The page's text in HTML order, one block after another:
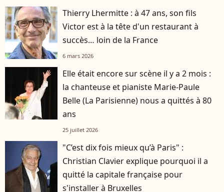
Thierry Lhermitte : à 47 ans, son fils
Victor est à la tête d'un restaurant à
succès… loin de la France
6 mars 2026
Elle était encore sur scène il y a 2 mois :
la chanteuse et pianiste Marie-Paule
Belle (La Parisienne) nous a quittés à 80
ans
25 juillet 2026
"C’est dix fois mieux qu’à Paris" :
Christian Clavier explique pourquoi il a
quitté la capitale française pour
s'installer à Bruxelles